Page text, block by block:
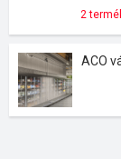
2
ACO